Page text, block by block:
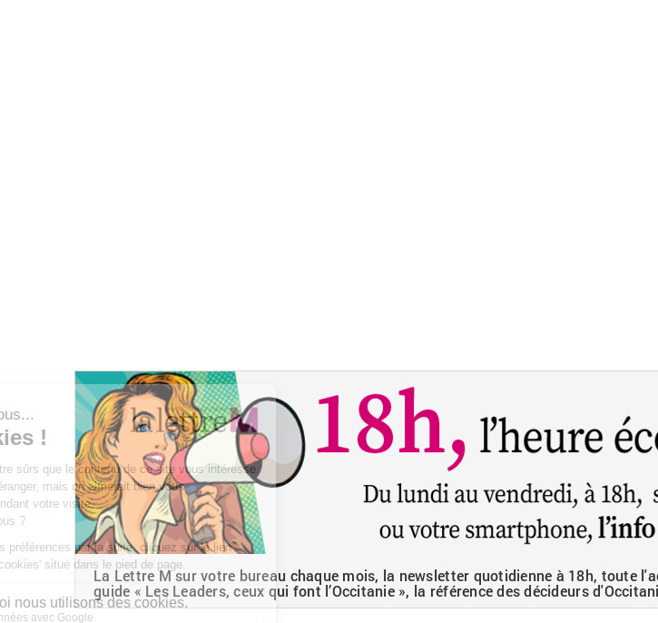
La Lettre M sur votre bureau chaque mois, la newsletter quotidienne à 18h, toute
guide « Les Leaders, ceux qui font l’Occitanie », la référence des décideurs